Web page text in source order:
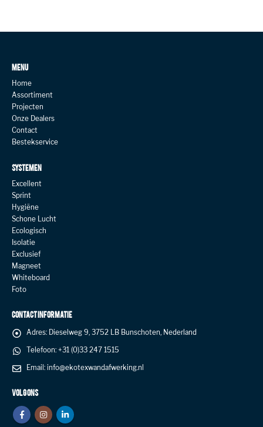
MENU
Home
Assortiment
Projecten
Onze Dealers
Contact
Bestekservice
SYSTEMEN
Excellent
Sprint
Hygiëne
Schone Lucht
Ecologisch
Isolatie
Exclusief
Magneet
Whiteboard
Foto
CONTACT INFORMATIE
Adres: Dieselweg 9, 3752 LB Bunschoten, Nederland
Telefoon: +31 (0)33 247 1515
Email: info@ekotexwandafwerking.nl
VOLG ONS